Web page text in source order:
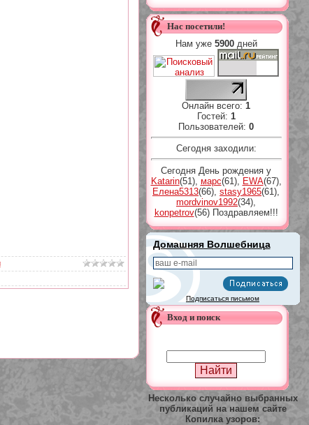
Нас посетили!
Нам уже 5900дней
Онлайн всего: 1
Гостей: 1
Пользователей: 0
Сегодня заходили:
Сегодня День рождения у
Katarin(51), марс(61), EWA(67),
Елена5313(66) stasy1965(61)
mordvinov1992(34)
konpetrov(56)Поздравляем!!!
Домашняя Волшебница
Подписаться письмом
Вход и поиск
Несколько случайно выбранных
публикаций на нашем сайте
Копилка узоров: